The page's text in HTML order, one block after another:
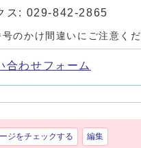
ス: 029-842-2865
号のかけ間違いにご注意くだ
合わせフォーム
ジをチェックする 編集